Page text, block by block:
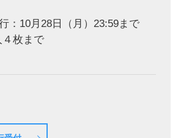
：10月28日（月）23:59まで
枚まで